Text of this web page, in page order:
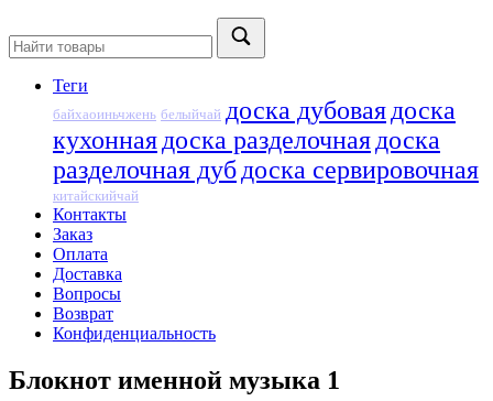
Теги
байхаоиньчжень белыйчай доска дубовая доска
кухонная доска разделочная доска
разделочная дуб доска сервировочная
китайскийчай
Контакты
Заказ
Оплата
Доставка
Вопросы
Возврат
Конфиденциальность
Блокнот именной музыка 1